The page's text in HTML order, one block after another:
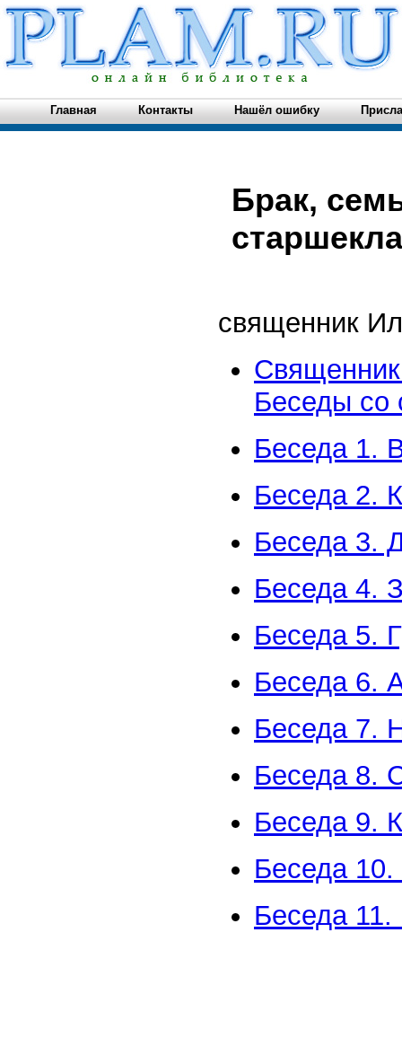
Главная Контакты Нашёл ошибку
Брак,
cвященник
Беседы со
Беседа 1.
Беседа 2.
Беседа 3.
Беседа 4.
Беседа 5.
Беседа 6.
Беседа 7.
Беседа 8.
Беседа 9.
Беседа
Беседа 11.